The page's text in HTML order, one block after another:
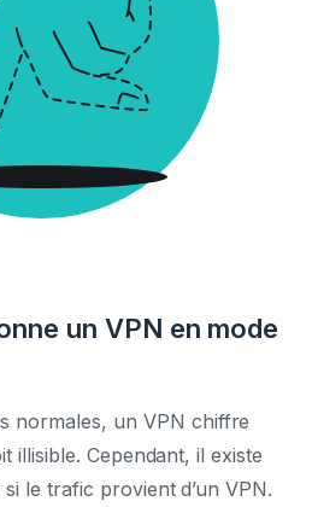
un VPN en mode
normales, un VPN chiffre
illisible. Cependant, il existe
le trafic provient d’un VPN.